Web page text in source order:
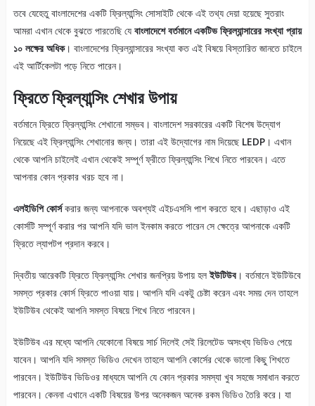
তবে যেহেতু বাংলাদেশের একটি ফ্রিল্যান্সিং সোসাইটি থেকে এই তথ্য দেয়া হয়েছে সুতরাং
আমরা এখান থেকে বুঝতে পারতেছি যে বাংলাদেশে বর্তমানে একটিভ ফ্রিল্যান্সারের সংখ্যা প্রায়
১০ লক্ষের অধিক। বাংলাদেশের ফ্রিল্যান্সারের সংখ্যা কত এই বিষয়ে বিস্তারিত জানতে চাইলে
এই আর্টিকেলটা পড়ে নিতে পারেন।
ফ্রিতে ফ্রিল্যান্সিং শেখার উপায়
বর্তমানে ফ্রিতে ফ্রিল্যান্সিং শেখানো সম্ভব। বাংলাদেশ সরকারের একটি বিশেষ উদ্যোগ
নিয়েছে এই ফ্রিল্যান্সিং শেখানোর জন্য। তারা এই উদ্যোগের নাম দিয়েছে LEDP। এখান
থেকে আপনি চাইলেই এখান থেকেই সম্পূর্ণ ফ্রীতে ফ্রিল্যান্সিং শিখে নিতে পারবেন। এতে
আপনার কোন প্রকার খরচ হবে না।
এলইডিপি কোর্সকরার জন্য আপনাকে অবশ্যই এইচএসসি পাশ করতে হবে। এছাড়াও এই
কোর্সটি সম্পূর্ণ করার পর আপনি যদি ভাল ইনকাম করতে পারেন সে ক্ষেত্রে আপনাকে একটি
ফ্রিতে ল্যাপটপ প্রদান করবে।
দ্বিতীয় আরেকটি ফ্রিতে ফ্রিল্যান্সিং শেখার জনপ্রিয় উপায় হলইউটিউব। বর্তমানে ইউটিউবে
সমস্ত প্রকার কোর্স ফ্রিতে পাওয়া যায়। আপনি যদি একটু চেষ্টা করেন এবং সময় দেন তাহলে
ইউটিউব থেকেই আপনি সমস্ত বিষয়ে শিখে নিতে পারবেন।
ইউটিউব এর মধ্যে আপনি যেকোনো বিষয়ে সার্চ দিলেই সেই রিলেটেড অসংখ্য ভিডিও পেয়ে
যাবেন। আপনি যদি সমস্ত ভিডিও দেখেন তাহলে আপনি কোর্সের থেকে ভালো কিছু শিখতে
পারবেন। ইউটিউব ভিডিওর মাধ্যমে আপনি যে কোন প্রকার সমস্যা খুব সহজে সমাধান করতে
পারবেন। কেননা এখানে একটি বিষয়ের উপর অনেকজন অনেক রকম ভিডিও তৈরি করে। যা